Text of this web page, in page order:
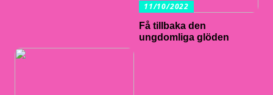
11/10/2022
Få tillbaka den
ungdomliga glöden